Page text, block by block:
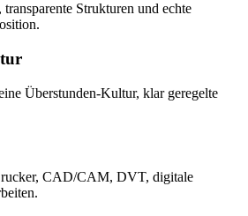
Strukturen und echte
Überstunden-Kultur, klar geregelte
CAD/CAM, DVT, digitale